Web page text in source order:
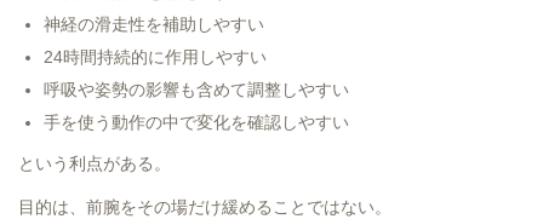
神経の滑走性を補助しやすい
24時間持続的に作用しやすい
呼吸や姿勢の影響も含めて調整しやすい
手を使う動作の中で変化を確認しやすい
という利点がある。
目的は、前腕をその場だけ緩めることではない。